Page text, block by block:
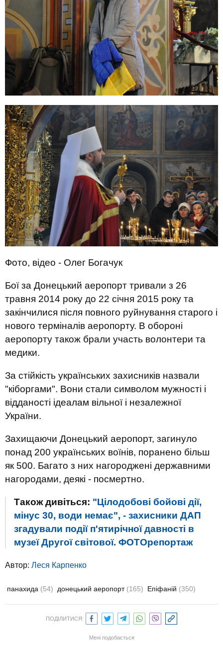
Фото, відео - Олег Богачук
Бої за Донецький аеропорт тривали з 26
травня 2014 року до 22 січня 2015 року та
закінчилися після повного руйнування старого і
нового терміналів аеропорту. В обороні
аеропорту також брали участь волонтери та
медики.
За стійкість українських захисників назвали
"кіборгами". Вони стали символом мужності і
відданості ідеалам вільної і незалежної
України.
Захищаючи Донецький аеропорт, загинуло
понад 200 українських воїнів, поранено більш
як 500. Багато з них нагороджені державними
нагородами, деякі - посмертно.
Також дивіться: "Цілодобові бойові дії,
мінус 30, води немає", - захисники ДАП
згадували події п'ятирічної давності в
музеї Другої світової. ФОТОрепортаж
Автор: Леся Карпенко
панахида (54) донецький аеропорт (165) Епіфаній (350)
ПОДІЛИТИСЯ:
Мені подобається